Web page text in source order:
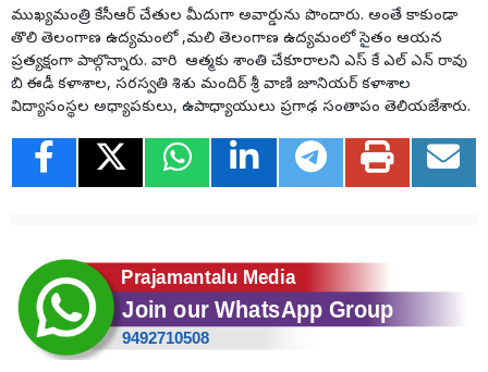
ముఖ్యమంత్రి కేసీఆర్ చేతుల మీదుగా అవార్డును పొందారు. అంతే కాకుండా
తొలి తెలంగాణ ఉద్యమంలో ,మలి తెలంగాణ ఉద్యమంలో సైతం ఆయన
ప్రత్యక్షంగా పాల్గొన్నారు. వారి ఆత్మకు శాంతి చేకూరాలని ఎస్ కే ఎల్ ఎన్ రావు
బి ఈడీ కళాశాల, సరస్వతి శిశు మందిర్ శ్రీ వాణి జూనియర్ కళాశాల
విద్యాసంస్థల అధ్యాపకులు, ఉపాధ్యాయులు ప్రగాఢ సంతాపం తెలియజేశారు.